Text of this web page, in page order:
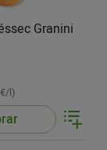
Granini
l)